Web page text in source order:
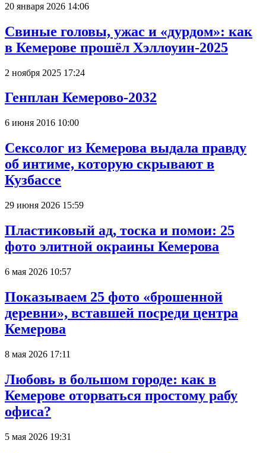
20 января 2026 14:06
Свиные головы, ужас и «дурдом»: как
в Кемерове прошёл Хэллоуин-2025
2 ноября 2025 17:24
Генплан Кемерово-2032
6 июня 2016 10:00
Сексолог из Кемерова выдала правду
об интиме, которую скрывают в
Кузбассе
29 июня 2026 15:59
Пластиковый ад, тоска и помои: 25
фото элитной окраины Кемерова
6 мая 2026 10:57
Показываем 25 фото «брошенной
деревни», вставшей посреди центра
Кемерова
8 мая 2026 17:11
Любовь в большом городе: как в
Кемерове оторваться простому рабу
офиса?
5 мая 2026 19:31